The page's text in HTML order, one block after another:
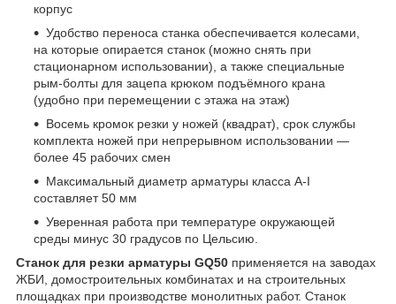
корпус
Удобство переноса станка обеспечивается колесами,
на которые опирается станок (можно снять при
стационарном использовании), а также специальные
рым-болты для зацепа крюком подъёмного крана
(удобно при перемещении с этажа на этаж)
Восемь кромок резки у ножей (квадрат), срок службы
комплекта ножей при непрерывном использовании ―
более 45 рабочих смен
Максимальный диаметр арматуры класса А-I
составляет 50 мм
Уверенная работа при температуре окружающей
среды минус 30 градусов по Цельсию.
Станок для резки арматуры GQ50 применяется на заводах
ЖБИ, домостроительных комбинатах и на строительных
площадках при производстве монолитных работ. Станок